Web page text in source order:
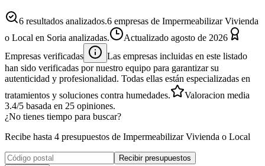
6 resultados analizados.6 empresas de Impermeabilizar Vivienda
o Local en Soria analizadas.
Actualizado agosto de 2026
Empresas verificadas
Las empresas incluidas en este listado
han sido verificadas por nuestro equipo para garantizar su
autenticidad y profesionalidad. Todas ellas están especializadas en
tratamientos y soluciones contra humedades.
Valoracion media
3.4/5 basada en 25 opiniones.
¿No tienes tiempo para buscar?
Recibe hasta 4 presupuestos de Impermeabilizar Vivienda o Local
Recibir presupuestos